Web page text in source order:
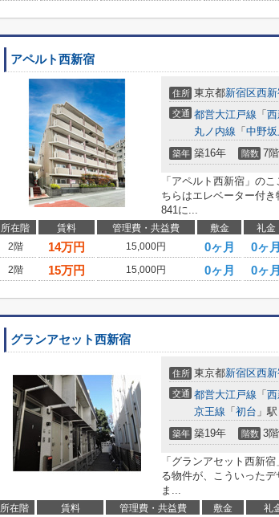
アペルト西新宿
住所 東京都新宿区西
交通 都営大江戸線 「 西
丸ノ内線 「 中野
築年 築16年 階数 7
「アペルト西新宿」の
ちらはエレベーター付
841に...
所在階 賃料 管理費・共益費 敷金 礼金
2階
14万円 15,000円 0ヶ月 0ヶ月
2階
15万円 15,000円 0ヶ月 0ヶ月
グランアセット西新宿
住所 東京都新宿区西
交通 都営大江戸線 「 西
京王線 「 初台 」
築年 築19年 階数 3
「グランアセット西新
る物件が、こういった
ま...
所在階 賃料 管理費・共益費 敷金 礼